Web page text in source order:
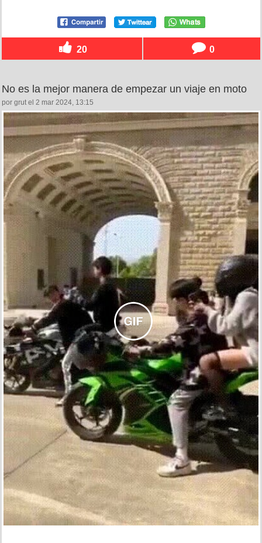
20 0
No es la mejor manera de empezar un viaje en moto
por grut el 2 mar 2024, 13:15